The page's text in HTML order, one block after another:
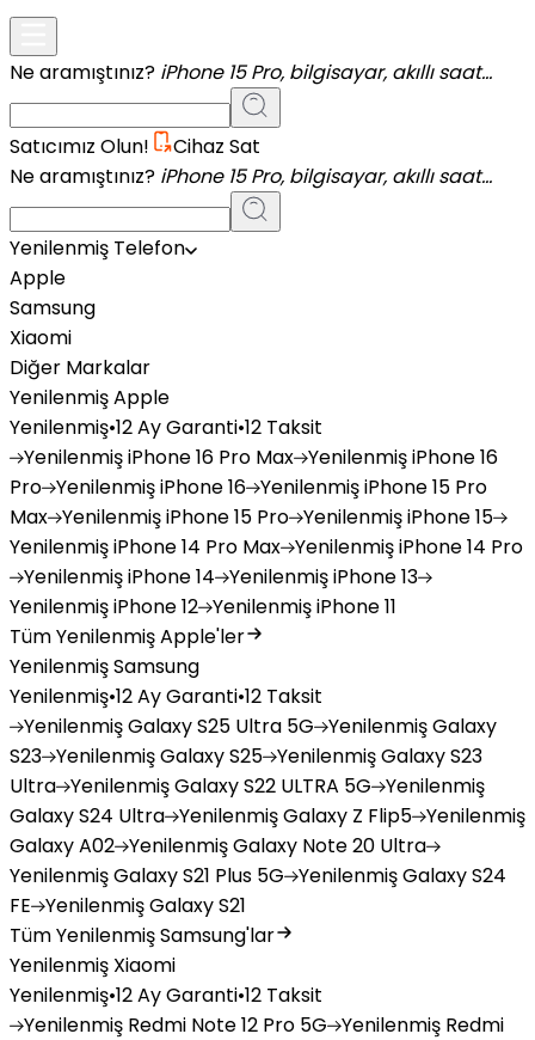
Ne aramıştınız? iPhone 15 Pro, bilgisayar, akıllı saat...
Satıcımız Olun!
Cihaz Sat
Ne aramıştınız? iPhone 15 Pro, bilgisayar, akıllı saat...
Yenilenmiş Telefon
Apple
Samsung
Xiaomi
Diğer Markalar
Yenilenmiş Apple
Yenilenmiş•12 Ay Garanti•12 Taksit
YenilenmişiPhone 16 Pro Max YenilenmişiPhone 16
Pro YenilenmişiPhone 16 YenilenmişiPhone 15 Pro
Max YenilenmişiPhone 15 Pro YenilenmişiPhone 15
YenilenmişiPhone 14 Pro Max YenilenmişiPhone 14 Pro
YenilenmişiPhone 14 YenilenmişiPhone 13
YenilenmişiPhone 12 YenilenmişiPhone 11
Tüm Yenilenmiş Apple'ler
Yenilenmiş Samsung
Yenilenmiş•12 Ay Garanti•12 Taksit
YenilenmişGalaxy S25 Ultra 5G YenilenmişGalaxy
S23 YenilenmişGalaxy S25 YenilenmişGalaxy S23
Ultra YenilenmişGalaxy S22 ULTRA 5G Yenilenmiş
Galaxy S24 Ultra YenilenmişGalaxy Z Flip5 Yenilenmiş
Galaxy A02 YenilenmişGalaxy Note 20 Ultra
YenilenmişGalaxy S21 Plus 5G YenilenmişGalaxy S24
FE YenilenmişGalaxy S21
Tüm Yenilenmiş Samsung'lar
Yenilenmiş Xiaomi
Yenilenmiş•12 Ay Garanti•12 Taksit
Yenilenmiş Redmi Note 12 Pro 5G Yenilenmiş Redmi